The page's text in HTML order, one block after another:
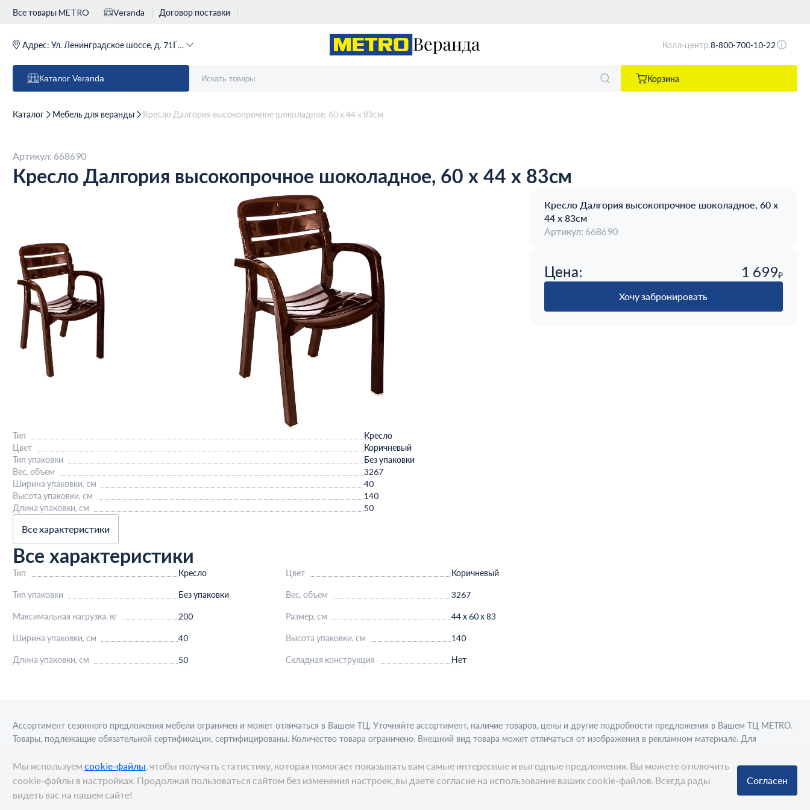
Все товары METRO Veranda Договор поставки
Адрес: Ул. Ленинградское шоссе, д. 71Г (м. Речной вокзал) Колл-центр:8-800-700-10-22
Каталог Veranda Корзина
Каталог Мебель для веранды Кресло Далгория высокопрочное шоколадное, 60 x 44 x 83см
Артикул: 668690
Кресло Далгория высокопрочное шоколадное, 60 x 44 x 83см
Тип
Кресло
Цвет
Коричневый
Тип упаковки
Без упаковки
Вес, объем
3267
Ширина упаковки, см
40
Высота упаковки, см
140
Длина упаковки, см
50
Все характеристики
Все характеристики
Тип Кресло Цвет Коричневый
Тип упаковки Без упаковки Вес, объем 3267
Максимальная нагрузка, кг 200 Размер, см 44 х 60 х 83
Ширина упаковки, см 40 Высота упаковки, см 140
Длина упаковки, см 50 Складная конструкция Нет
Кресло Далгория высокопрочное шоколадное, 60 x
44 x 83см
Артикул: 668690
Цена: 1 699₽
Хочу забронировать
Ассортимент сезонного предложения мебели ограничен и может отличаться в Вашем ТЦ. Уточняйте ассортимент, наличие товаров, цены и другие подробности предложения в Вашем ТЦ МЕТRО.
Товары, подлежащие обязательной сертификации, сертифицированы. Количество товара ограничено. Внешний вид товара может отличаться от изображения в рекламном материале. Для
© METRO Cash and Carry Russia, 2026
Мы используем cookie-файлы, чтобы получать статистику, которая помогает показывать вам самые интересные и выгодные предложения. Вы можете отключить
cookie-файлы в настройках. Продолжая пользоваться сайтом без изменения настроек, вы даете согласие на использование ваших cookie-файлов. Всегда рады
видеть вас на нашем сайте!
Согласен